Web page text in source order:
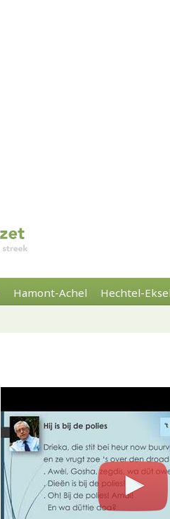
Hamont-Achel Hechtel-